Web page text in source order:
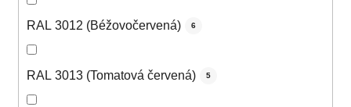
RAL 3012 (Béžovočervená) 6
RAL 3013 (Tomatová červená) 5